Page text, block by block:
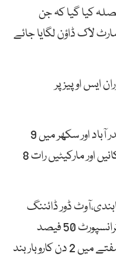
کیا گیا کہ جن
لاک ڈاؤن لگایا جائے
ایس او پیز پر
این سی او سی کے مطابق کراچی، حیدر آباد اور سکھر میں 9
اگست سے لاک ڈاوَن ختم ہو گا۔ دکانیں اور مارکیٹیں رات 8
ڈور ڈائننگ
10بجے تک کھلی رہے گی۔ پبلک ٹرانسپورٹ 50 فیصد
مسافروں کے ساتھ چل سکے گی۔ ہفتے میں 2 دن کاروبار بند